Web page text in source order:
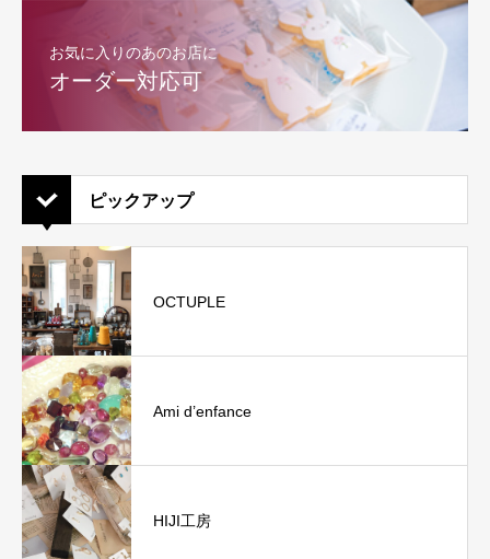
お気に入りのあのお店に
オーダー対応可
ピックアップ
OCTUPLE
Ami d’enfance
HIJI工房